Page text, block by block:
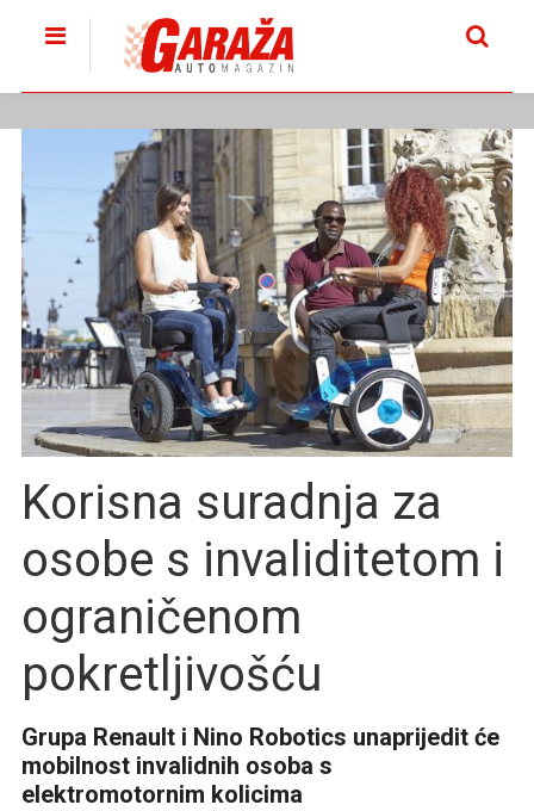
Korisna suradnja za
osobe s invaliditetom i
ograničenom
pokretljivošću
Grupa Renault i Nino Robotics unaprijedit će
mobilnost invalidnih osoba s
elektromotornim kolicima